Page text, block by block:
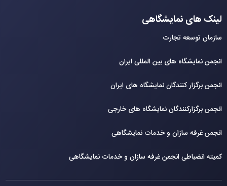
لینک های نمایشگاهی
سازمان توسعه تجارت
انجمن نمایشگاه های بین المللی ایران
انجمن برگزار کنندگان نمایشگاه های ایران
انجمن برگزارکنندگان نمایشگاه های خارجی
انجمن غرفه سازان و خدمات نمایشگاهی
کمیته انضباطی انجمن غرفه سازان و خدمات نمایشگاهی